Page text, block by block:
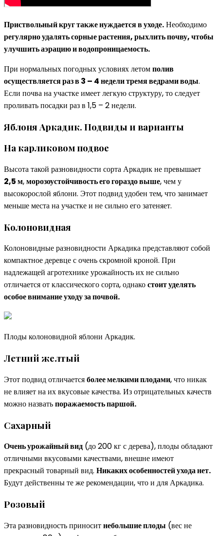
Приствольный круг также нуждается в уходе.Необходимо
регулярно удалять сорные растения, рыхлить почву, чтобы
улучшить аэрацию и водопроницаемость.
При нормальных погодных условиях летомполив
осуществляется раз в 3 – 4 недели тремя ведрами воды.
Если почва на участке имеет легкую структуру, то следует
проливать посадки раз в 1,5 – 2 недели.
Яблоня Аркадик. Подвиды и варианты
На карликовом подвое
Высота такой разновидности сорта Аркадик не превышает
2,5 м,морозоустойчивость его гораздо выше, чем у
высокорослой яблони. Этот подвид удобен тем, что занимает
меньше места на участке и не сильно его затеняет.
Колоновидная
Колоновидные разновидности Аркадика представляют собой
компактное деревце с очень скромной кроной. При
надлежащей агротехнике урожайность их не сильно
отличается от классического сорта, однакостоит уделять
особое внимание уходу за почвой.
Плоды колоновидной яблони Аркадик.
Летний желтый
Этот подвид отличаетсяболее мелкими плодами, что никак
не влияет на их вкусовые качества. Из отрицательных качеств
можно назватьпоражаемость паршой.
Сахарный
Очень урожайный вид (до 200 кг с дерева), плоды обладают
отличными вкусовыми качествами, внешне имеют
прекрасный товарный вид. Никаких особенностей ухода нет.
Будут действенны те же рекомендации, что и для Аркадика.
Розовый
Эта разновидность приноситнебольшие плоды (вес не